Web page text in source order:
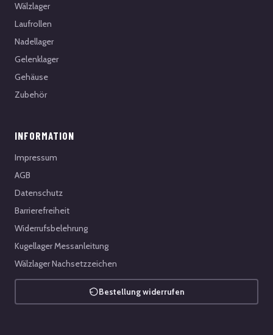
Wälzlager
Laufrollen
Nadellager
Gelenklager
Gehäuse
Zubehör
INFORMATION
Impressum
AGB
Datenschutz
Barrierefreiheit
Widerrufsbelehrung
Kugellager Messanleitung
Wälzlager Nachsetzzeichen
Bestellung widerrufen